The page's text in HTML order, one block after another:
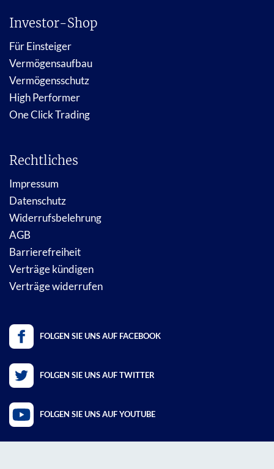
Investor-Shop
Für Einsteiger
Vermögensaufbau
Vermögensschutz
High Performer
One Click Trading
Rechtliches
Impressum
Datenschutz
Widerrufsbelehrung
AGB
Barrierefreiheit
Verträge kündigen
Verträge widerrufen
FOLGEN SIE UNS AUF FACEBOOK
FOLGEN SIE UNS AUF TWITTER
FOLGEN SIE UNS AUF YOUTUBE